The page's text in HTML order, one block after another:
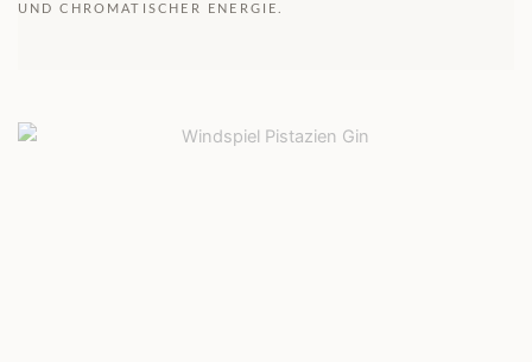
UND CHROMATISCHER ENERGIE.